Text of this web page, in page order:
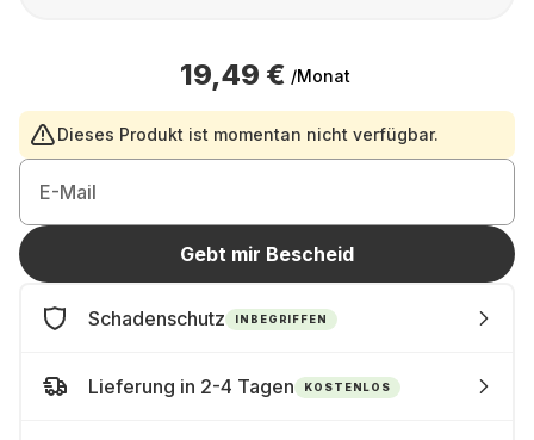
19,49 € /Monat
Dieses Produkt ist momentan nicht verfügbar.
E-Mail
Gebt mir Bescheid
Schadenschutz INBEGRIFFEN
Lieferung in 2-4 Tagen KOSTENLOS